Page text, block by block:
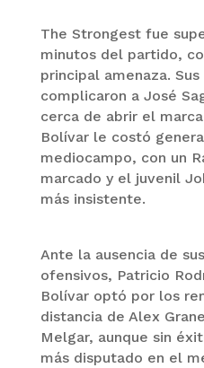
The Strongest fue
minutos del partido,
principal amenaza.
complicaron a José
cerca de abrir el
Bolívar le costó
mediocampo, con un
marcado y el juvenil
más insistente.
Ante la ausencia de
ofensivos, Patricio
Bolívar optó por los
distancia de Alex
Melgar, aunque sin
más disputado en el